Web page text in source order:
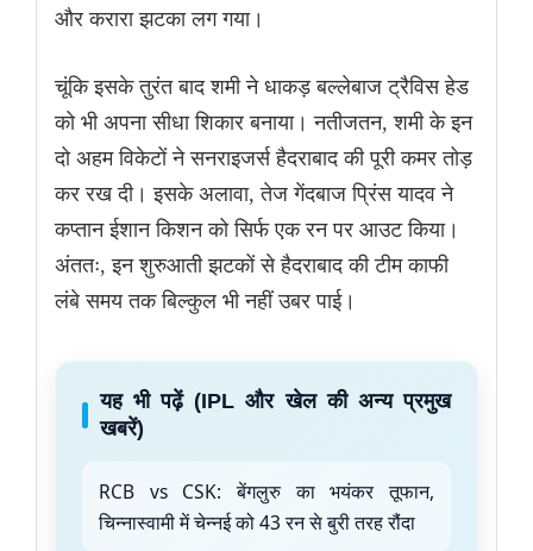
और करारा झटका लग गया।
चूंकि इसके तुरंत बाद शमी ने धाकड़ बल्लेबाज ट्रैविस हेड
को भी अपना सीधा शिकार बनाया। नतीजतन, शमी के इन
दो अहम विकेटों ने सनराइजर्स हैदराबाद की पूरी कमर तोड़
कर रख दी। इसके अलावा, तेज गेंदबाज प्रिंस यादव ने
कप्तान ईशान किशन को सिर्फ एक रन पर आउट किया।
अंततः, इन शुरुआती झटकों से हैदराबाद की टीम काफी
लंबे समय तक बिल्कुल भी नहीं उबर पाई।
यह भी पढ़ें (IPL और खेल की अन्य प्रमुख
खबरें)
RCB vs CSK: बेंगलुरु का भयंकर तूफान,
चिन्नास्वामी में चेन्नई को 43 रन से बुरी तरह रौंदा